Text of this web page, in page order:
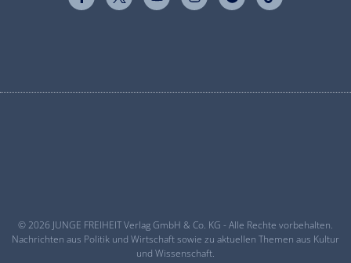
© 2026 JUNGE FREIHEIT Verlag GmbH & Co. KG - Alle Rechte vorbehalten.
Nachrichten aus Politik und Wirtschaft sowie zu aktuellen Themen aus Kultur
und Wissenschaft.